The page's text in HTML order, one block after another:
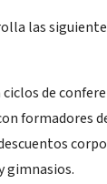
las
de
formadores
gimnasios.